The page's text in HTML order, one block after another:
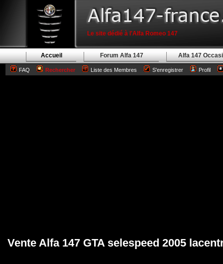
Le site dédié à l'Alfa Romeo 147
Accueil Forum Alfa 147 Alfa 147
FAQ Rechercher Liste des Membres S'enregistrer Profil
Vente Alfa 147 GTA selespeed 2005